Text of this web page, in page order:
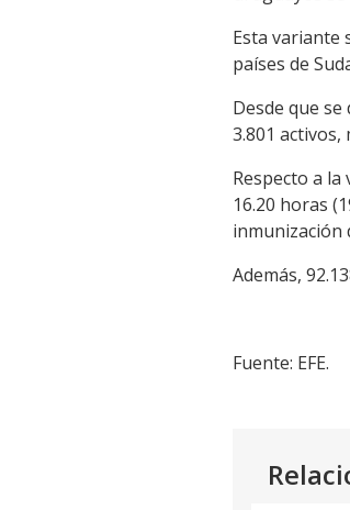
Esta variante
países de
Desde que
3.801
Respecto a
16.20 horas
inmunización
Además,
Fuente: EFE.